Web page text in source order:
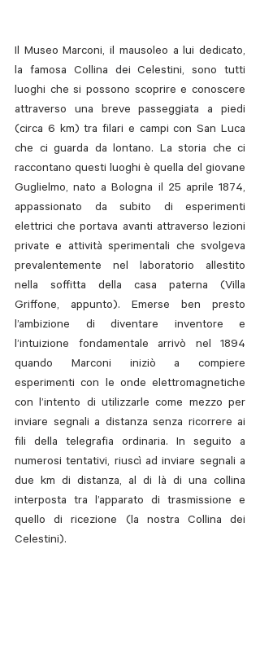
Il Museo Marconi, il mausoleo a lui dedicato,
la famosa Collina dei Celestini, sono tutti
luoghi che si possono scoprire e conoscere
attraverso una breve passeggiata a piedi
(circa 6 km) tra filari e campi con San Luca
che ci guarda da lontano. La storia che ci
raccontano questi luoghi è quella del giovane
Guglielmo, nato a Bologna il 25 aprile 1874,
appassionato da subito di esperimenti
elettrici che portava avanti attraverso lezioni
private e attività sperimentali che svolgeva
prevalentemente nel laboratorio allestito
nella soffitta della casa paterna (Villa
Griffone, appunto). Emerse ben presto
l’ambizione di diventare inventore e
l’intuizione fondamentale arrivò nel 1894
quando Marconi iniziò a compiere
esperimenti con le onde elettromagnetiche
con l’intento di utilizzarle come mezzo per
inviare segnali a distanza senza ricorrere ai
fili della telegrafia ordinaria. In seguito a
numerosi tentativi, riuscì ad inviare segnali a
due km di distanza, al di là di una collina
interposta tra l’apparato di trasmissione e
quello di ricezione (la nostra Collina dei
Celestini).